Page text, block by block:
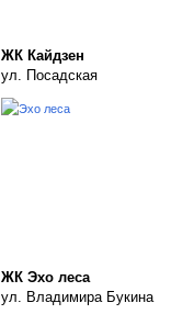
ЖК Кайдзен
ул. Посадская
ЖК Эхо леса
ул. Владимира Букина